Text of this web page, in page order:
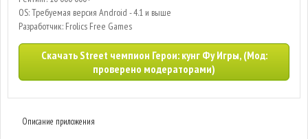
OS: Требуемая версия Android - 4.1 и выше
Разработчик: Frolics Free Games
Скачать Street чемпион Герои: кунг Фу Игры, (Мод:
проверено модераторами)
Описание приложения